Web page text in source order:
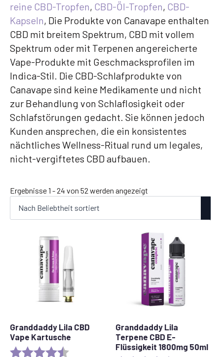
reine CBD-Tropfen, CBD-Öl-Tropfen, CBD-
Kapseln, Die Produkte von Canavape enthalten
CBD mit breitem Spektrum, CBD mit vollem
Spektrum oder mit Terpenen angereicherte
Vape-Produkte mit Geschmacksprofilen im
Indica-Stil. Die CBD-Schlafprodukte von
Canavape sind keine Medikamente und nicht
zur Behandlung von Schlaflosigkeit oder
Schlafstörungen gedacht. Sie können jedoch
Kunden ansprechen, die ein konsistentes
nächtliches Wellness-Ritual rund um legales,
nicht-vergiftetes CBD aufbauen.
Ergebnisse 1 - 24 von 52 werden angezeigt
Granddaddy Lila CBD
Vape Kartusche
Bewertung: 4,5 von 5 Sternen
Granddaddy Lila
Terpene CBD E-
Flüssigkeit 1800mg 50ml